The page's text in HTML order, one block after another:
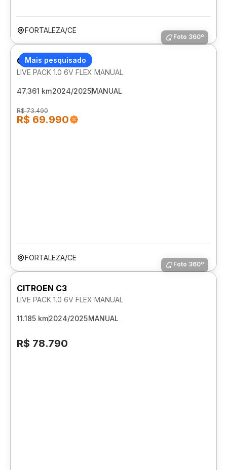
FORTALEZA/CE
Mais pesquisado
Foto 360º
CITROEN C3
LIVE PACK 1.0 6V FLEX MANUAL
47.361 km2024/2025MANUAL
R$ 73.490
R$ 69.990
FORTALEZA/CE
Foto 360º
CITROEN C3
LIVE PACK 1.0 6V FLEX MANUAL
11.185 km2024/2025MANUAL
R$ 78.790